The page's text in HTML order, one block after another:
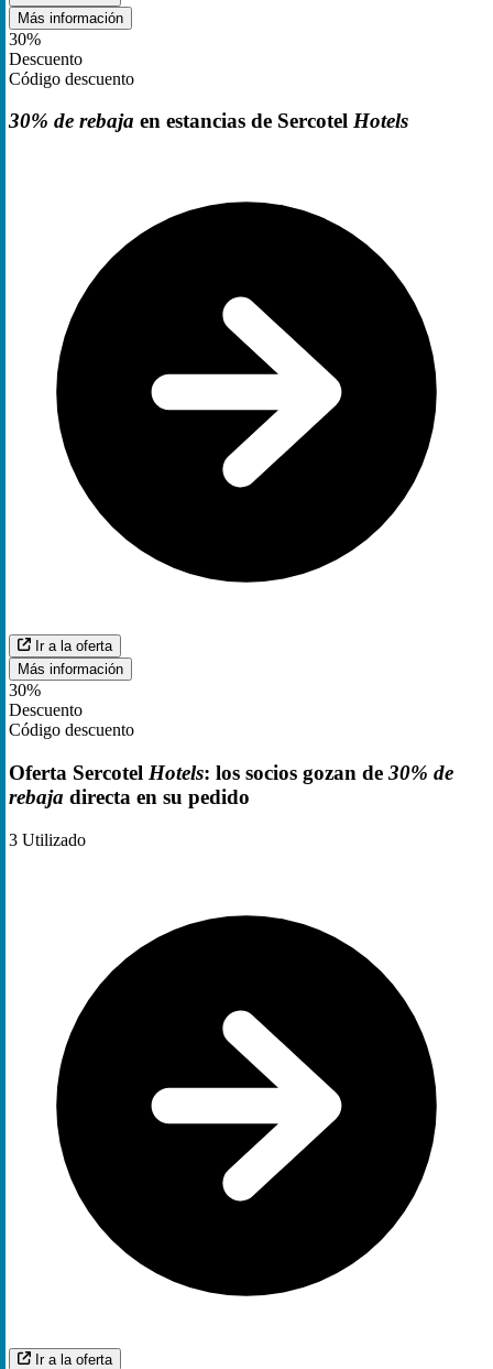
Más información
30%
Descuento
Código descuento
30% de rebaja en estancias de Sercotel Hotels
Ir a la oferta
Más información
30%
Descuento
Código descuento
Oferta Sercotel Hotels: los socios gozan de 30% de
rebaja directa en su pedido
3 Utilizado
Ir a la oferta